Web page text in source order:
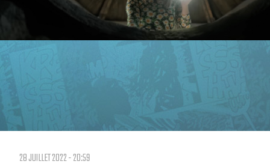
28 JUILLET 2022 - 20:59